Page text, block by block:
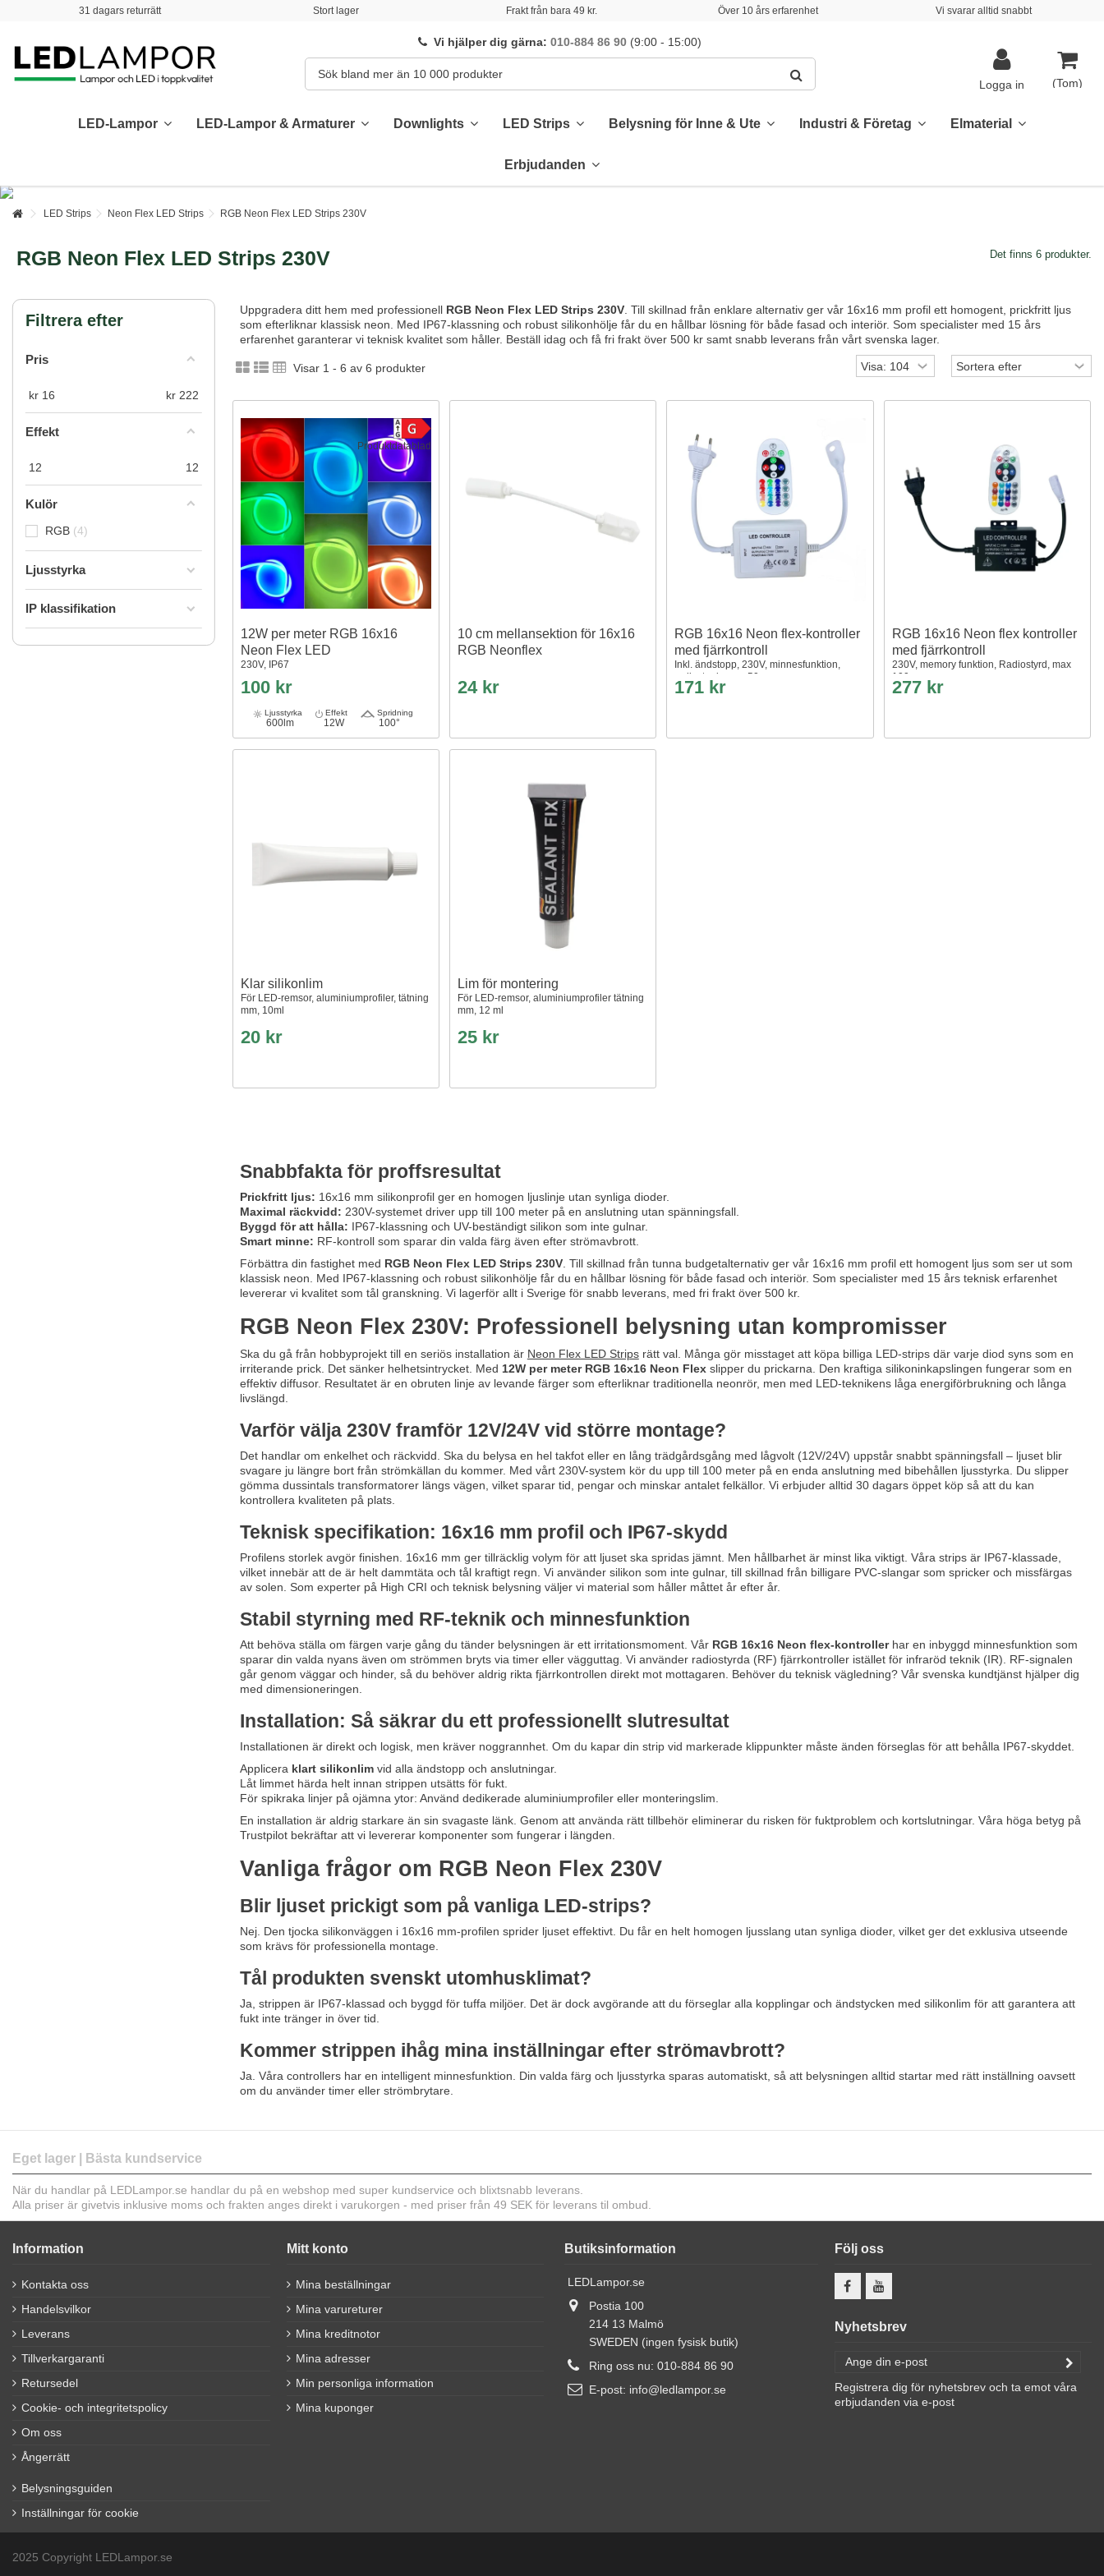
31 dagars returrätt Stort lager Frakt från bara 49 kr. Över 10 års erfarenhet Vi svarar alltid snabbt
Vi hjälper dig gärna:010-884 86 90 (9:00 - 15:00)
(Tom)
Logga in
LED-Lampor LED-Lampor & Armaturer Downlights LED Strips Belysning för Inne & Ute Industri & Företag Elmaterial
Erbjudanden
LED Strips Neon Flex LED Strips RGB Neon Flex LED Strips 230V
RGB Neon Flex LED Strips 230V Det finns 6 produkter.
Uppgradera ditt hem med professionell RGB Neon Flex LED Strips 230V. Till skillnad från enklare alternativ ger vår 16x16 mm profil ett homogent, prickfritt ljus
som efterliknar klassisk neon. Med IP67-klassning och robust silikonhölje får du en hållbar lösning för både fasad och interiör. Som specialister med 15 års
erfarenhet garanterar vi teknisk kvalitet som håller. Beställ idag och få fri frakt över 500 kr samt snabb leverans från vårt svenska lager.
Visar 1 - 6 av 6 produkter
Produktdatablad
12W per meter RGB 16x16
Neon Flex LED
230V, IP67
100 kr
Ljusstyrka
600lm
Effekt
12W
Spridning
100°
10 cm mellansektion för 16x16
RGB Neonflex
24 kr
RGB 16x16 Neon flex-kontroller
med fjärrkontroll
Inkl. ändstopp, 230V, minnesfunktion,
radiostyrd, max. 50 m
171 kr
RGB 16x16 Neon flex kontroller
med fjärrkontroll
230V, memory funktion, Radiostyrd, max
100 m
277 kr
Klar silikonlim
För LED-remsor, aluminiumprofiler, tätning
mm, 10ml
20 kr
Lim för montering
För LED-remsor, aluminiumprofiler tätning
mm, 12 ml
25 kr
Snabbfakta för proffsresultat
Prickfritt ljus: 16x16 mm silikonprofil ger en homogen ljuslinje utan synliga dioder.
Maximal räckvidd: 230V-systemet driver upp till 100 meter på en anslutning utan spänningsfall.
Byggd för att hålla: IP67-klassning och UV-beständigt silikon som inte gulnar.
Smart minne: RF-kontroll som sparar din valda färg även efter strömavbrott.
Förbättra din fastighet med RGB Neon Flex LED Strips 230V. Till skillnad från tunna budgetalternativ ger vår 16x16 mm profil ett homogent ljus som ser ut som
klassisk neon. Med IP67-klassning och robust silikonhölje får du en hållbar lösning för både fasad och interiör. Som specialister med 15 års teknisk erfarenhet
levererar vi kvalitet som tål granskning. Vi lagerför allt i Sverige för snabb leverans, med fri frakt över 500 kr.
RGB Neon Flex 230V: Professionell belysning utan kompromisser
Ska du gå från hobbyprojekt till en seriös installation är Neon Flex LED Stripsrätt val. Många gör misstaget att köpa billiga LED-strips där varje diod syns som en
irriterande prick. Det sänker helhetsintrycket. Med 12W per meter RGB 16x16 Neon Flexslipper du prickarna. Den kraftiga silikoninkapslingen fungerar som en
effektiv diffusor. Resultatet är en obruten linje av levande färger som efterliknar traditionella neonrör, men med LED-teknikens låga energiförbrukning och långa
livslängd.
Varför välja 230V framför 12V/24V vid större montage?
Det handlar om enkelhet och räckvidd. Ska du belysa en hel takfot eller en lång trädgårdsgång med lågvolt (12V/24V) uppstår snabbt spänningsfall – ljuset blir
svagare ju längre bort från strömkällan du kommer. Med vårt 230V-system kör du upp till 100 meter på en enda anslutning med bibehållen ljusstyrka. Du slipper
gömma dussintals transformatorer längs vägen, vilket sparar tid, pengar och minskar antalet felkällor. Vi erbjuder alltid 30 dagars öppet köp så att du kan
kontrollera kvaliteten på plats.
Teknisk specifikation: 16x16 mm profil och IP67-skydd
Profilens storlek avgör finishen. 16x16 mm ger tillräcklig volym för att ljuset ska spridas jämnt. Men hållbarhet är minst lika viktigt. Våra strips är IP67-klassade,
vilket innebär att de är helt dammtäta och tål kraftigt regn. Vi använder silikon som inte gulnar, till skillnad från billigare PVC-slangar som spricker och missfärgas
av solen. Som experter på High CRI och teknisk belysning väljer vi material som håller måttet år efter år.
Stabil styrning med RF-teknik och minnesfunktion
Att behöva ställa om färgen varje gång du tänder belysningen är ett irritationsmoment. Vår RGB 16x16 Neon flex-kontrollerhar en inbyggd minnesfunktion som
sparar din valda nyans även om strömmen bryts via timer eller vägguttag. Vi använder radiostyrda (RF) fjärrkontroller istället för infraröd teknik (IR). RF-signalen
går genom väggar och hinder, så du behöver aldrig rikta fjärrkontrollen direkt mot mottagaren. Behöver du teknisk vägledning? Vår svenska kundtjänst hjälper dig
med dimensioneringen.
Installation: Så säkrar du ett professionellt slutresultat
Installationen är direkt och logisk, men kräver noggrannhet. Om du kapar din strip vid markerade klippunkter måste änden förseglas för att behålla IP67-skyddet.
Applicera klart silikonlimvid alla ändstopp och anslutningar.
Låt limmet härda helt innan strippen utsätts för fukt.
För spikraka linjer på ojämna ytor: Använd dedikerade aluminiumprofiler eller monteringslim.
En installation är aldrig starkare än sin svagaste länk. Genom att använda rätt tillbehör eliminerar du risken för fuktproblem och kortslutningar. Våra höga betyg på
Trustpilot bekräftar att vi levererar komponenter som fungerar i längden.
Vanliga frågor om RGB Neon Flex 230V
Blir ljuset prickigt som på vanliga LED-strips?
Nej. Den tjocka silikonväggen i 16x16 mm-profilen sprider ljuset effektivt. Du får en helt homogen ljusslang utan synliga dioder, vilket ger det exklusiva utseende
som krävs för professionella montage.
Tål produkten svenskt utomhusklimat?
Ja, strippen är IP67-klassad och byggd för tuffa miljöer. Det är dock avgörande att du förseglar alla kopplingar och ändstycken med silikonlim för att garantera att
fukt inte tränger in över tid.
Kommer strippen ihåg mina inställningar efter strömavbrott?
Ja. Våra controllers har en intelligent minnesfunktion. Din valda färg och ljusstyrka sparas automatiskt, så att belysningen alltid startar med rätt inställning oavsett
om du använder timer eller strömbrytare.
Filtrera efter
Pris
kr 16 kr 222
Effekt
12 12
Kulör
RGB 4
Ljusstyrka
IP klassifikation
Eget lager | Bästa kundservice
När du handlar på LEDLampor.se handlar du på en webshop med super kundservice och blixtsnabb leverans.
Alla priser är givetvis inklusive moms och frakten anges direkt i varukorgen - med priser från 49 SEK för leverans til ombud.
Information
Kontakta oss
Handelsvilkor
Leverans
Tillverkargaranti
Retursedel
Cookie- och integritetspolicy
Om oss
Ångerrätt
Belysningsguiden
Inställningar för cookie
Mitt konto
Mina beställningar
Mina varureturer
Mina kreditnotor
Mina adresser
Min personliga information
Mina kuponger
Butiksinformation
LEDLampor.se
Postia 100
214 13 Malmö
SWEDEN (ingen fysisk butik)
Ring oss nu: 010-884 86 90
E-post: info@ledlampor.se
Följ oss
Nyhetsbrev
Registrera dig för nyhetsbrev och ta emot våra
erbjudanden via e-post
2025 Copyright LEDLampor.se